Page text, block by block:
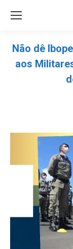
Não dê
aos